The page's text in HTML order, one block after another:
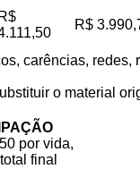
R$
R$
carências,
o material
por vida,
final